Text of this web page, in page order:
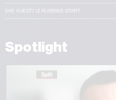
SVE VIJESTI IZ RUBRIKE START
Spotlight